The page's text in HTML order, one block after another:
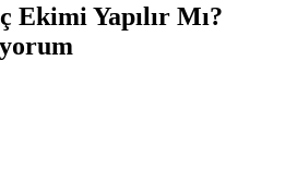
Ekimi Yapılır Mı?